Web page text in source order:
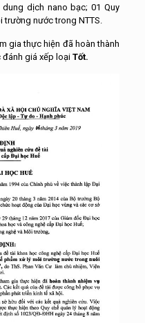
dịch nano bạc; 01 Quy
trường nước trong NTTS.
gia thực hiện đã hoàn thành
đánh giá xếp loại Tốt.